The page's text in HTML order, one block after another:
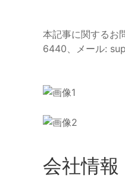
本記事に関するお
6440、メール:
会社情報